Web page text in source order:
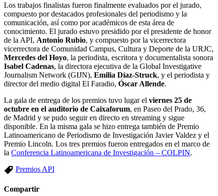
Los trabajos finalistas fueron finalmente evaluados por el jurado,
compuesto por destacados profesionales del periodismo y la
comunicación, así como por académicos de esta área de
conocimiento. El jurado estuvo presidido por el presidente de honor
de la API, Antonio Rubio, y compuesto por la vicerrectora
vicerrectora de Comunidad Campus, Cultura y Deporte de la URJC,
Mercedes del Hoyo, la periodista, escritora y documentalista sonora
Isabel Cadenas, la directora ejecutiva de la Global Investigative
Journalism Network (GIJN), Emilia Díaz-Struck, y el periodista y
director del medio digital El Faradio, Óscar Allende.
La gala de entrega de los premios tuvo lugar el viernes 25 de
octubre en el auditorio de Caixaforum, en Paseo del Prado, 36,
de Madrid y se pudo seguir en directo en streaming y sigue
disponible. En la misma gala se hizo entrega también de Premio
Latinoamericano de Periodismo de Investigación Javier Valdez y el
Premio Lincoln. Los tres premios fueron entregados en el marco de
la Conferencia Latinoamericana de Investigación – COLPIN.
Premios API
Compartir